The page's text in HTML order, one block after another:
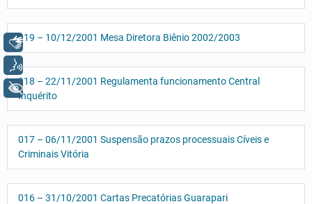
019 – 10/12/2001 Mesa Diretora Biênio 2002/2003
018 – 22/11/2001 Regulamenta funcionamento Central
Inquérito
017 – 06/11/2001 Suspensão prazos processuais Cíveis e
Criminais Vitória
016 – 31/10/2001 Cartas Precatórias Guarapari
Libras
Voz
+ Acessibilidade